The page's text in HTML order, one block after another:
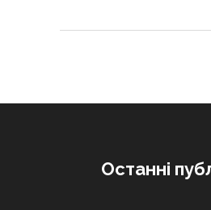
Останні